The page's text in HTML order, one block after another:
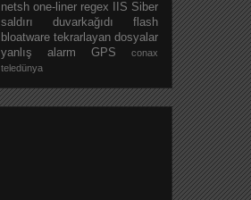
netsh one-liner regex IIS Siber
saldırı
duvarkağıdı
flash
bloatware tekrarlayan dosyalar
yanlış alarm
GPS
conax
teledünya